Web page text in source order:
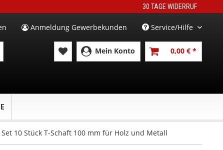
30 TAGE WIDERRUF
Anmeldung Gewerbekunden Service/Hilfe
Mein Konto 0,00 € *
10 Stück T-Schaft 100 mm für Holz und Metall